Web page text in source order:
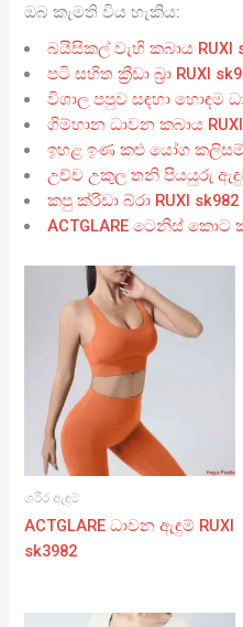
ඔබ කැමති විය හැකිය:
බයිසිකල් වැහි කබාය RUXI
පටි සහිත ක්‍රීඩා බ්‍රා RUXI
විශාල පපුව සඳහා හොඳම
ගිම්හාන ධාවන කබාය RUXI
ඉහළ ඉණ කළු යෝග කලිසම්
උච්ච උකුල තනි පියයුරු ඇඳුම
කපු ක්රීඩා බ්රා RUXI sk982
ACTGLARE ටෙනිස් කොට
ශරීර ඇඳුම්
ACTGLARE ධාවන ඇඳුම් RUXI
sk3982